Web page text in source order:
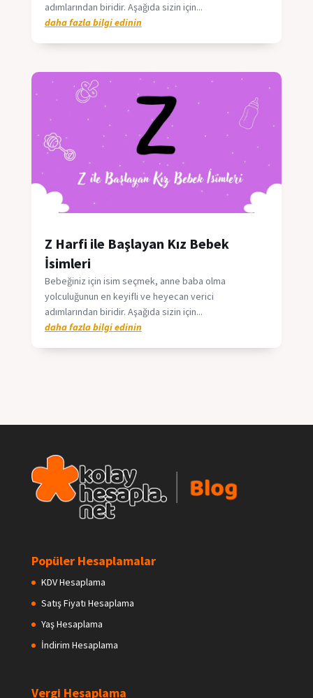
adımlarından biridir. Aşağıda sizin için...
daha fazla bilgi edinin
Z Harfi ile Başlayan Kız Bebek
İsimleri
Bebeğiniz için isim seçmek, anne baba olma
yolculuğunun en keyifli ve heyecan verici
adımlarından biridir. Aşağıda sizin için...
daha fazla bilgi edinin
Popüler Hesaplamalar
KDV Hesaplama
Satış Fiyatı Hesaplama
Yaş Hesaplama
İndirim Hesaplama
Vergi Hesaplama